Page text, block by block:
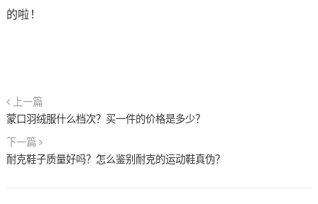
的啦！
上一篇
蒙口羽绒服什么档次？买一件的价格是多少？
下一篇
耐克鞋子质量好吗？怎么鉴别耐克的运动鞋真伪？